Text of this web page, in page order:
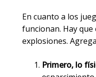
En cuanto a los
funcionan. Hay
explosiones.
Primero, lo